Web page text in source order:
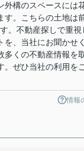
外構のスペースには
す。こちらの土地は
。不動産探しで重視
を、当社にお聞かせ
多くの不動産情報を
。ぜひ当社の利用を
情報